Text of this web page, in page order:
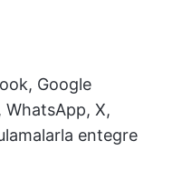
Google
WhatsApp, X,
entegre